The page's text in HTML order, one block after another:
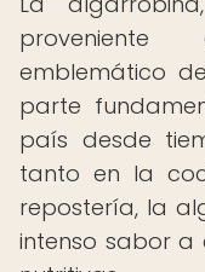
emblemático
parte
país desde
tanto en la
repostería, la
intenso sabor a